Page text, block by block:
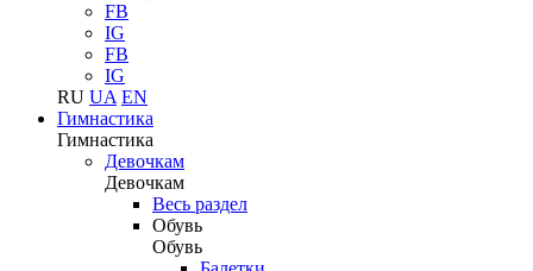
FB
IG
FB
IG
RU UA EN
Гимнастика
Гимнастика
Девочкам
Девочкам
Весь раздел
Обувь
Обувь